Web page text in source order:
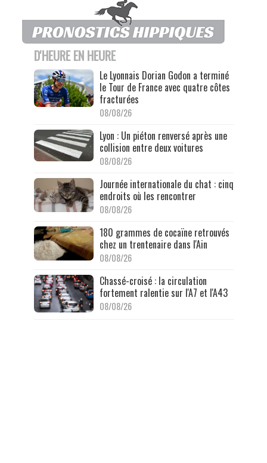
D'HEURE EN HEURE
Le Lyonnais Dorian Godon a terminé
le Tour de France avec quatre côtes
fracturées
08/08/26
Lyon : Un piéton renversé après une
collision entre deux voitures
08/08/26
Journée internationale du chat : cinq
endroits où les rencontrer
08/08/26
180 grammes de cocaïne retrouvés
chez un trentenaire dans l'Ain
08/08/26
Chassé-croisé : la circulation
fortement ralentie sur l'A7 et l'A43
08/08/26